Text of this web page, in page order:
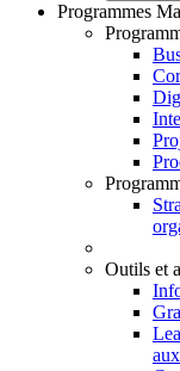
Programmes
Outils et